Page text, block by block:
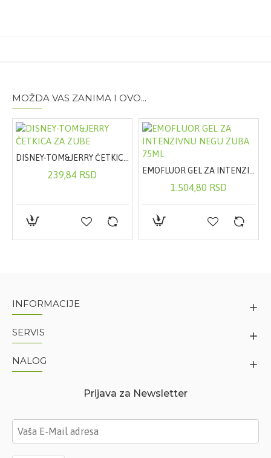
MOŽDA VAS ZANIMA I OVO...
239,84 RSD
1.504,80 RSD
INFORMACIJE
SERVIS
NALOG
Prijava za Newsletter